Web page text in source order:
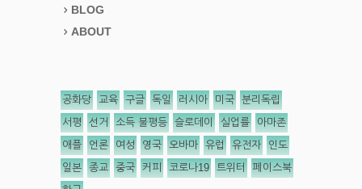
BLOG
ABOUT
공화당 교육 구글 독일 러시아 미국 분리독립
서평 선거 소득 불평등 슬로데이 실업률 아마존
애플 언론 여성 영국 오바마 유럽 유전자 인도
일본 종교 중국 커피 코로나19 트위터 페이스북